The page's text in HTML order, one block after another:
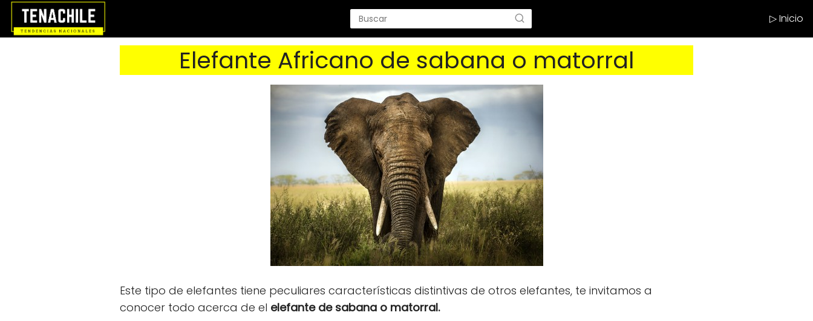
▷ Inicio
Elefante Africano de sabana o matorral
Este tipo de elefantes tiene peculiares características distintivas de otros elefantes, te invitamos a
conocer todo acerca de el elefante de sabana o matorral.